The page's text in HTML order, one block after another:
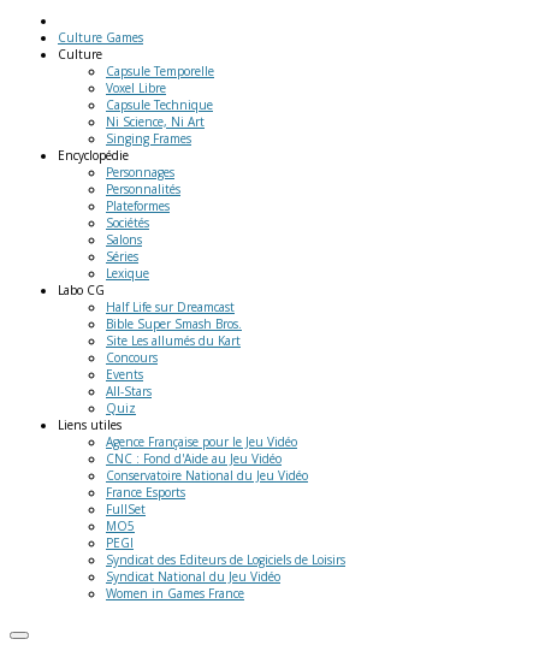
Culture Games
Culture
Capsule Temporelle
Voxel Libre
Capsule Technique
Ni Science, Ni Art
Singing Frames
Encyclopédie
Personnages
Personnalités
Plateformes
Sociétés
Salons
Séries
Lexique
Labo CG
Half Life sur Dreamcast
Bible Super Smash Bros.
Site Les allumés du Kart
Concours
Events
All-Stars
Quiz
Liens utiles
Agence Française pour le Jeu Vidéo
CNC : Fond d'Aide au Jeu Vidéo
Conservatoire National du Jeu Vidéo
France Esports
FullSet
MO5
PEGI
Syndicat des Editeurs de Logiciels de Loisirs
Syndicat National du Jeu Vidéo
Women in Games France